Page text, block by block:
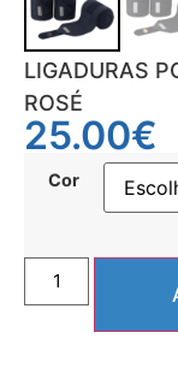
LIGADURAS
ROSÉ
25.00€
Cor